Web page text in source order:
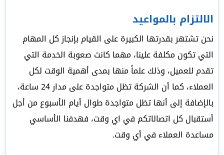
الالتزام بالمواعيد
نحن تشتهر بقدرتها الكبيرة على القيام بإنجاز كل المهام
التي تكون مكلفة علينا، مهما كانت صعوبة الخدمة التي
تقدم للعميل، وذلك علماً منها بمدى أهمية الوقت لكل
العملاء، كما أن الشركة تظل متواجدة على مدار 24 ساعة،
بالإضافة إلى أنها تظل متواجدة طوال أيام الأسبوع من أجل
أستقبال كل اتصالاتكم في اي وقت، فهدفنا الأساسي
مساعدة العملاء في أي وقت.